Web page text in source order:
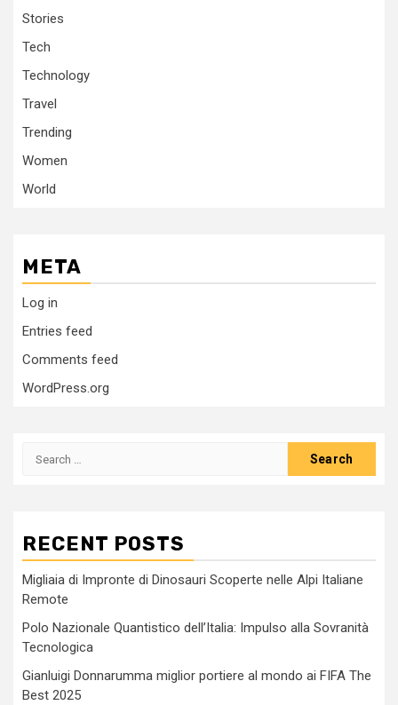
Stories
Tech
Technology
Travel
Trending
Women
World
META
Log in
Entries feed
Comments feed
WordPress.org
Search
RECENT POSTS
Migliaia di Impronte di Dinosauri Scoperte nelle Alpi Italiane
Remote
Polo Nazionale Quantistico dell’Italia: Impulso alla Sovranità
Tecnologica
Gianluigi Donnarumma miglior portiere al mondo ai FIFA The
Best 2025